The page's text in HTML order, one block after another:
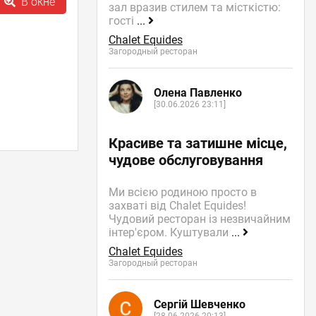
зал вразив стилем та місткістю:
гості ...
Chalet Equides
Загородный ресторан
Олена Павленко
[30.06.2026 23:11]
Красиве та затишне місце,
чудове обслуговування
Ми всією родиною просто в
захваті від Chalet Equides!
Чудовий ресторан із незвичайним
інтер'єром. Куштували ...
Chalet Equides
Загородный ресторан
Сергій Шевченко